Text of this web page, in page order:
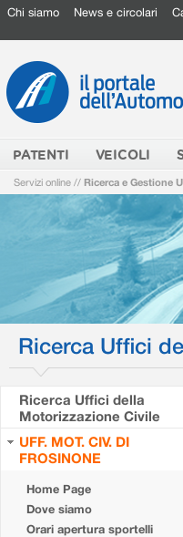
Chi siamo News e circolari
PATENTI VEICOLI
Servizi online // Ricerca e Gestione
Ricerca Uffici
Ricerca Uffici della
Motorizzazione Civile
UFF. MOT. CIV. DI
FROSINONE
Home Page
Dove siamo
Orari apertura sportelli